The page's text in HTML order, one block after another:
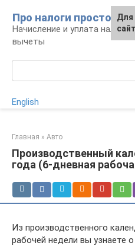
контенту
Про налоги просто
Начисление и уплата
вычеты
English
Главная » Авто
Производственный
года (6-дневная
Из производственного
рабочей недели вы узнаете
Для